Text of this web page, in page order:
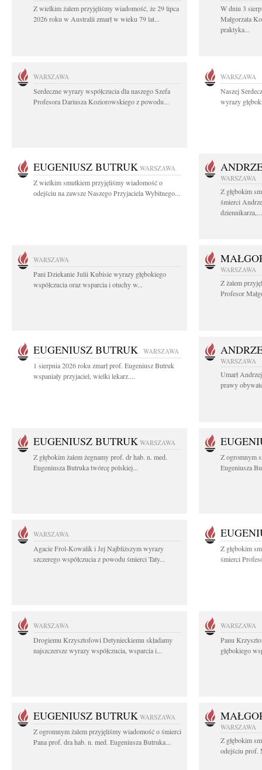
Z wielkim żalem przyjęliśmy wiadomość, że 29 lipca
2026 roku w Australii zmarł w wieku 79 lat...
W dniu 3
Małgorzata
praktyka...
WARSZAWA
Serdeczne wyrazy współczucia dla naszego Szefa
Profesora Dariusza Koziorowskiego z powodu...
WARSZAWA
Naszej
wyrazy
EUGENIUSZ BUTRUK WARSZAWA
Z wielkim smutkiem przyjęliśmy wiadomość o
odejściu na zawsze Naszego Przyjaciela Wybitnego...
WARSZAWA
Z głębokim
śmierci
dziennikarza,...
WARSZAWA
Pani Dziekanie Julii Kubisie wyrazy głębokiego
współczucia oraz wsparcia i otuchy w...
WARSZAWA
Z żalem
Profesor
EUGENIUSZ BUTRUK WARSZAWA
1 sierpnia 2026 roku zmarł prof. Eugeniusz Butruk
wspaniały przyjaciel, wielki lekarz....
WARSZAWA
Umarł
prawy
EUGENIUSZ BUTRUK WARSZAWA
Z głębokim żalem żegnamy prof. dr hab. n. med.
Eugeniusza Butruka twórcę polskiej...
Z ogromnym
Eugeniusza
WARSZAWA
Agacie Frol-Kowalik i Jej Najbliższym wyrazy
szczerego współczucia z powodu śmierci Taty...
Z głębokim
śmierci
WARSZAWA
Drogiemu Krzysztofowi Detynieckiemu składamy
najszczersze wyrazy współczucia, wsparcia i...
WARSZAWA
Panu
głębokiego
EUGENIUSZ BUTRUK WARSZAWA
Z ogromnym żalem przyjęliśmy wiadomość o śmierci
Pana prof. dra hab. n. med. Eugeniusza Butruka...
WARSZAWA
Z głębokim
odejściu prof.